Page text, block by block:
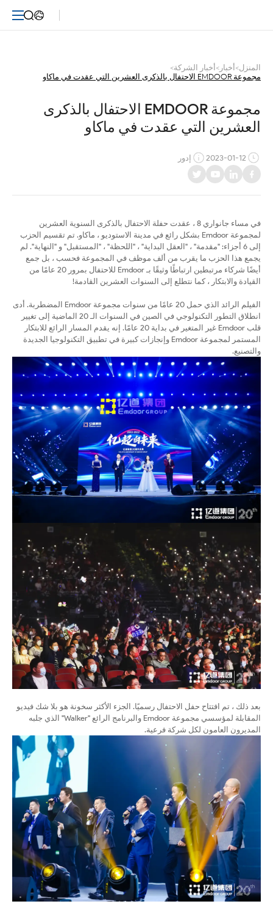
EMDOOR
الاحتفال
بالذكرى
العشرين
التي
عقدت
في
المنزل> أخبار > أخبار الشركة>
مجموعة EMDOOR الاحتفال بالذكرى العشرين التي عقدت في ماكاو
مجموعة EMDOOR الاحتفال بالذكرى
العشرين التي عقدت في ماكاو
2023-01-12 إدور
في مساء جانواري 8 ، عقدت حفلة الاحتفال بالذكرى السنوية العشرين
لمجموعة Emdoor بشكل رائع في مدينة الاستوديو ، ماكاو. تم تقسيم الحزب
إلى 6 أجزاء: "مقدمة" ، "العقل البداية" ، "اللحظة" ، "المستقبل" و "النهاية". لم
يجمع هذا الحزب ما يقرب من ألف موظف في المجموعة فحسب ، بل جمع
أيضًا شركاء مرتبطين ارتباطًا وثيقًا بـ Emdoor للاحتفال بمرور 20 عامًا من
القيادة والابتكار ، كما نتطلع إلى السنوات العشرين القادمة!
الفيلم الرائد الذي حمل 20 عامًا من سنوات مجموعة Emdoor المضطربة. أدى
انطلاق التطور التكنولوجي في الصين في السنوات الـ 20 الماضية إلى تغيير
قلب Emdoor غير المتغير في بداية 20 عامًا. إنه يقدم المسار الرائع للابتكار
المستمر لمجموعة Emdoor وإنجازات كبيرة في تطبيق التكنولوجيا الجديدة
والتصنيع.
بعد ذلك ، تم افتتاح حفل الاحتفال رسميًا. الجزء الأكثر سخونة هو بلا شك فيديو
المقابلة لمؤسسي مجموعة Emdoor والبرنامج الرائع "Walker" الذي جلبه
المديرون العامون لكل شركة فرعية.